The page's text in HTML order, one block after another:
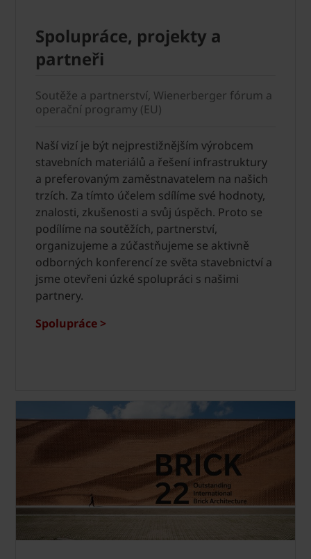
Spolupráce, projekty a
partneři
Soutěže a partnerství, Wienerberger fórum a
operační programy (EU)
Naší vizí je být nejprestižnějším výrobcem
stavebních materiálů a řešení infrastruktury
a preferovaným zaměstnavatelem na našich
trzích. Za tímto účelem sdílíme své hodnoty,
znalosti, zkušenosti a svůj úspěch. Proto se
podílíme na soutěžích, partnerství,
organizujeme a zúčastňujeme se aktivně
odborných konferencí ze světa stavebnictví a
jsme otevřeni úzké spolupráci s našimi
partnery.
Spolupráce >